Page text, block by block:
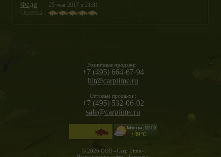
Федя 25 мая 2017 в 21:31
Оценка :
Розничные продажи :
+7 (495) 664-67-94
hit@carptime.ru
Оптовые продажи :
+7 (495) 532-06-02
sale@carptime.ru
© 2026 ООО «Carp Time»